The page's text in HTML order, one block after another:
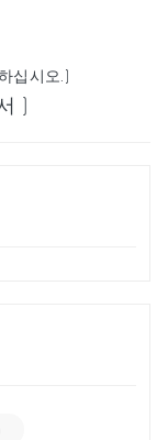
십시오.)
)